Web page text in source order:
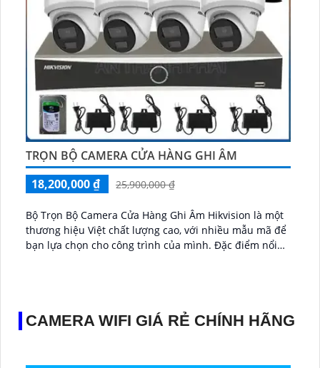
TRỌN BỘ CAMERA CỬA HÀNG GHI ÂM
18,200,000 ₫
25,900,000 ₫
Bộ Trọn Bộ Camera Cửa Hàng Ghi Âm Hikvision là một
thương hiệu Việt chất lượng cao, với nhiều mẫu mã để
bạn lựa chọn cho công trình của mình. Đặc điểm nổi
CAMERA WIFI GIÁ RẺ CHÍNH HÃNG